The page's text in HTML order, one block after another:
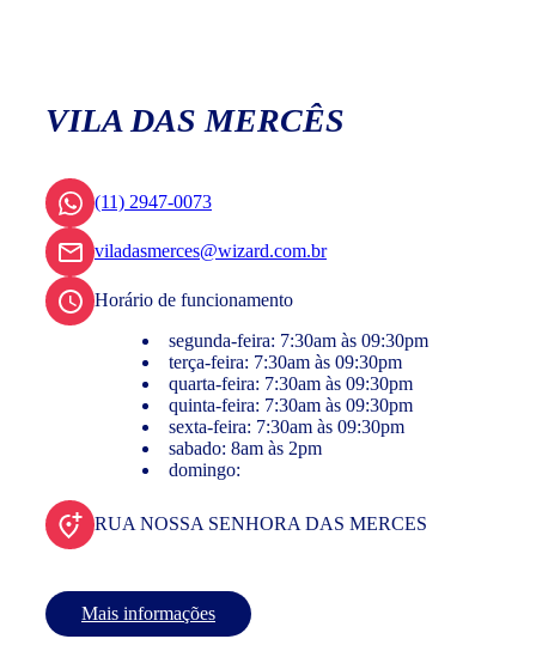
VILA DAS MERCÊS
(11) 2947-0073
viladasmerces@wizard.com.br
Horário de funcionamento
segunda-feira: 7:30am às 09:30pm
terça-feira: 7:30am às 09:30pm
quarta-feira: 7:30am às 09:30pm
quinta-feira: 7:30am às 09:30pm
sexta-feira: 7:30am às 09:30pm
sabado: 8am às 2pm
domingo:
RUA NOSSA SENHORA DAS MERCES
Mais informações